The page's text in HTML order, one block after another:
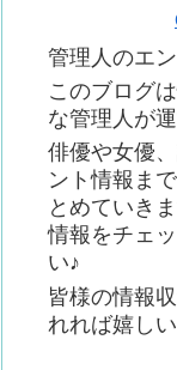
管理人のエ
このブログ
な管理人が
俳優や女優
ント情報ま
とめていき
情報をチェ
い♪
皆様の情報
れれば嬉し